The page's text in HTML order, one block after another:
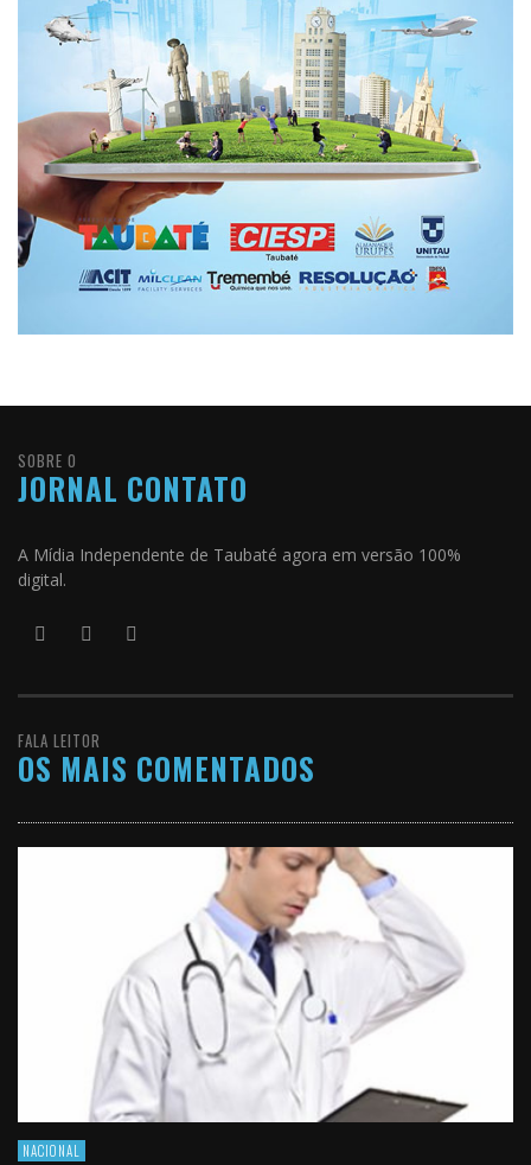
SOBRE O
JORNAL CONTATO
A Mídia Independente de Taubaté agora em versão 100%
digital.
FALA LEITOR
OS MAIS COMENTADOS
NACIONAL